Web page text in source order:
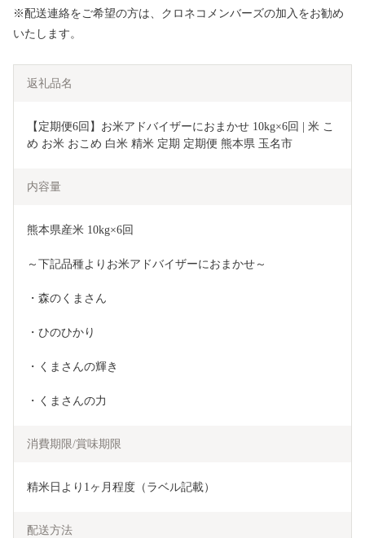
※配送連絡をご希望の方は、クロネコメンバーズの加入をお勧め
いたします。
返礼品名
【定期便6回】お米アドバイザーにおまかせ 10kg×6回 | 米 こ
め お米 おこめ 白米 精米 定期 定期便 熊本県 玉名市
内容量
熊本県産米 10kg×6回
～下記品種よりお米アドバイザーにおまかせ～
・森のくまさん
・ひのひかり
・くまさんの輝き
・くまさんの力
消費期限/賞味期限
精米日より1ヶ月程度（ラベル記載）
配送方法